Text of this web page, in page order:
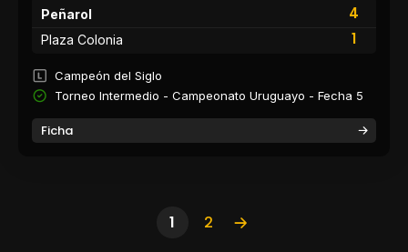
Peñarol
4
1
Plaza Colonia
Campeón del Siglo
Torneo Intermedio - Campeonato Uruguayo - Fecha 5
Ficha
1 2